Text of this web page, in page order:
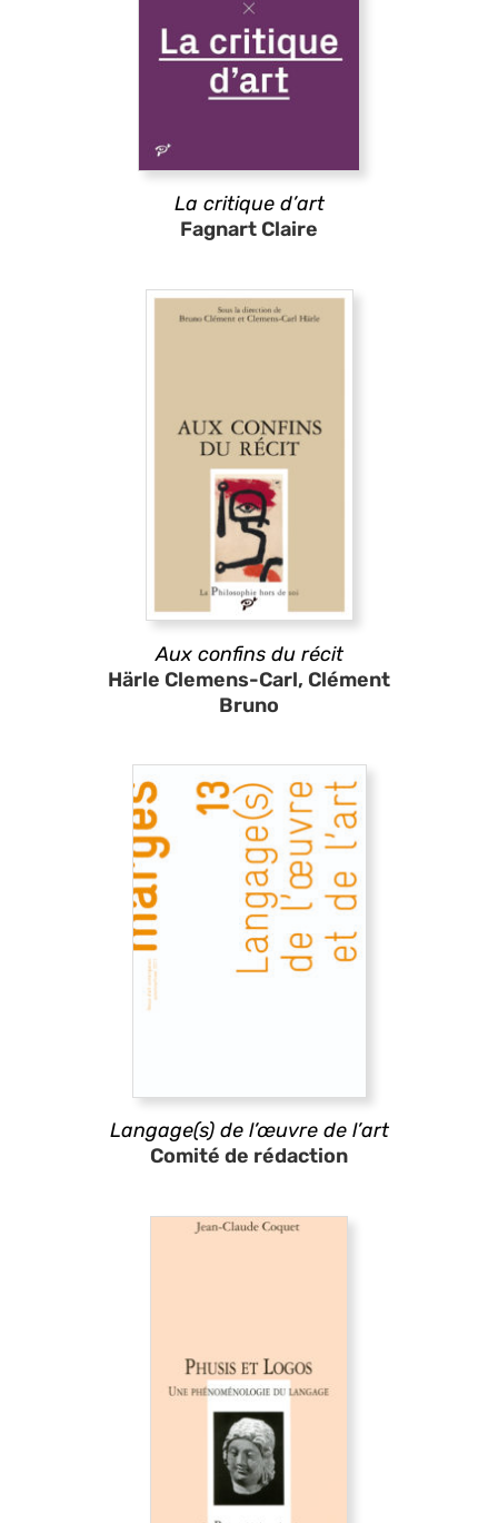
La critique d’art
Fagnart Claire
Aux confins du récit
Härle Clemens-Carl, Clément
Bruno
Langage(s) de l’œuvre de l’art
Comité de rédaction